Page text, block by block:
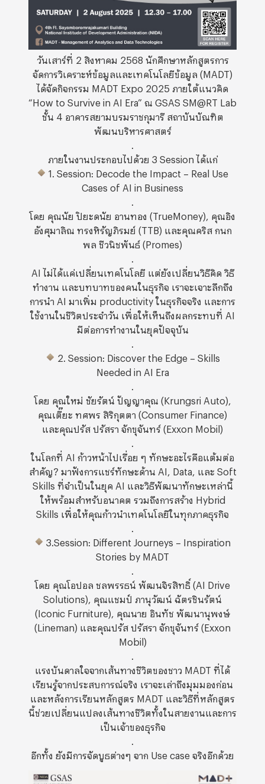
วันเสาร์ที่ 2 สิงหาคม 2568 นักศึกษาหลักสูตรการ
จัดการวิเคราะห์ข้อมูลและเทคโนโลยีข้อมูล (MADT)
ได้จัดกิจกรรม MADT Expo 2025 ภายใต้แนวคิด
“How to Survive in AI Era” ณ GSAS SM@RT Lab
ชั้น 4 อาคารสยามบรมราชกุมารี สถาบันบัณฑิต
พัฒนบริหารศาสตร์
ภายในงานประกอบไปด้วย 3 Session ได้แก่
1
. Session: Decode the Impact – Real Use
Cases of AI in Business
โดย คุณนัย ปิยะดนัย อานทอง (TrueMoney), คุณอิง
อังศุมาลิณ ทรงหิรัญภิรมย์ (TTB) และคุณคริส กนก
พล ชีวนิชพันธ์ (Promes)
AI ไม่ได้แค่เปลี่ยนเทคโนโลยี แต่ยังเปลี่ยนวิธีคิด วิธี
ทำงาน และบทบาทของคนในธุรกิจ เราจะเจาะลึกถึง
การนำ AI มาเพิ่ม productivity ในธุรกิจจริง และการ
ใช้งานในชีวิตประจำวัน เพื่อให้เห็นถึงผลกระทบที่ AI
มีต่อการทำงานในยุคปัจจุบัน
2. Session: Discover the Edge – Skills
Needed in AI Era
โดย คุณใหม่ ชัยรัตน์ ปัญญาคุณ (Krungsri Auto),
คุณเตี๊ยะ ทศพร สิริกุตตา (Consumer Finance)
และคุณปรัส ปรัสรา จักขุจันทร์ (Exxon Mobil)
ในโลกที่ AI ก้าวหน้าไปเรื่อย ๆ ทักษะอะไรคือแต้มต่อ
สำคัญ? มาฟังการแชร์ทักษะด้าน AI, Data, และ Soft
Skills ที่จำเป็นในยุค AI และวิธีพัฒนาทักษะเหล่านี้
ให้พร้อมสำหรับอนาคต รวมถึงการสร้าง Hybrid
Skills เพื่อให้คุณก้าวนำเทคโนโลยีในทุกภาคธุรกิจ
3.Session: Different Journeys – Inspiration
Stories by MADT
โดย คุณโอปอล ชลพรรธน์ พัฒนจิรสิทธิ์ (AI Drive
Solutions), คุณแชมป์ ภานุวัฒน์ ฉัตรชินรัตน์
(Iconic Furniture), คุณนาย อินทัช พัฒนานุพงษ์
(Lineman) และคุณปรัส ปรัสรา จักขุจันทร์ (Exxon
Mobil)
แรงบันดาลใจจากเส้นทางชีวิตของชาว MADT ที่ได้
เรียนรู้จากประสบการณ์จริง เราจะเล่าถึงมุมมองก่อน
และหลังการเรียนหลักสูตร MADT และวิธีที่หลักสูตร
นี้ช่วยเปลี่ยนแปลงเส้นทางชีวิตทั้งในสายงานและการ
เป็นเจ้าของธุรกิจ
อีกทั้ง ยังมีการจัดบูธต่างๆ จาก Use case จริงอีกด้วย